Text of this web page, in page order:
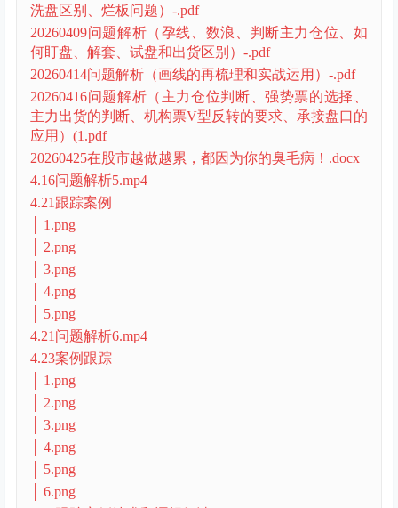
洗盘区别、烂板问题）-.pdf
20260409问题解析（孕线、数浪、判断主力仓位、如
何盯盘、解套、试盘和出货区别）-.pdf
20260414问题解析（画线的再梳理和实战运用）-.pdf
20260416问题解析（主力仓位判断、强势票的选择、
主力出货的判断、机构票V型反转的要求、承接盘口的
应用）(1.pdf
20260425在股市越做越累，都因为你的臭毛病！.docx
4.16问题解析5.mp4
4.21跟踪案例
│ 1.png
│ 2.png
│ 3.png
│ 4.png
│ 5.png
4.21问题解析6.mp4
4.23案例跟踪
│ 1.png
│ 2.png
│ 3.png
│ 4.png
│ 5.png
│ 6.png